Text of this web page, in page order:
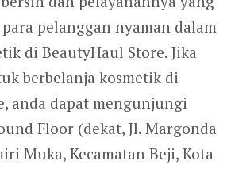
pelanggan nyaman dalam
di BeautyHaul Store. Jika
berbelanja kosmetik di
anda dapat mengunjungi
Floor (dekat, Jl. Margonda
Muka, Kecamatan Beji, Kota